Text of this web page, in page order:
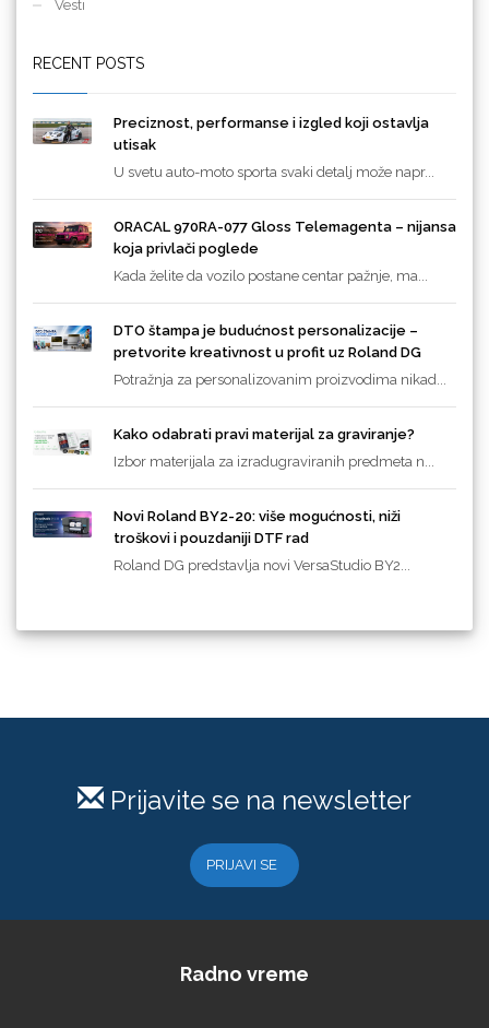
Vesti
RECENT POSTS
Preciznost, performanse i izgled koji ostavlja
utisak
U svetu auto-moto sporta svaki detalj može napr...
ORACAL 970RA-077 Gloss Telemagenta – nijansa
koja privlači poglede
Kada želite da vozilo postane centar pažnje, ma...
DTO štampa je budućnost personalizacije –
pretvorite kreativnost u profit uz Roland DG
Potražnja za personalizovanim proizvodima nikad...
Kako odabrati pravi materijal za graviranje?
Izbor materijala za izradugraviranih predmeta n...
Novi Roland BY2-20: više mogućnosti, niži
troškovi i pouzdaniji DTF rad
Roland DG predstavlja novi VersaStudio BY2...
Prijavite se na newsletter
PRIJAVI SE
Radno vreme